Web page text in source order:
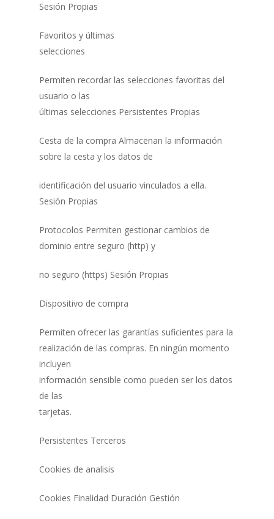
Sesión Propias
Favoritos y últimas
selecciones
Permiten recordar las selecciones favoritas del
usuario o las
últimas selecciones Persistentes Propias
Cesta de la compra Almacenan la información
sobre la cesta y los datos de
identificación del usuario vinculados a ella.
Sesión Propias
Protocolos Permiten gestionar cambios de
dominio entre seguro (http) y
no seguro (https) Sesión Propias
Dispositivo de compra
Permiten ofrecer las garantías suficientes para la
realización de las compras. En ningún momento
incluyen
información sensible como pueden ser los datos
de las
tarjetas.
Persistentes Terceros
Cookies de analisis
Cookies Finalidad Duración Gestión